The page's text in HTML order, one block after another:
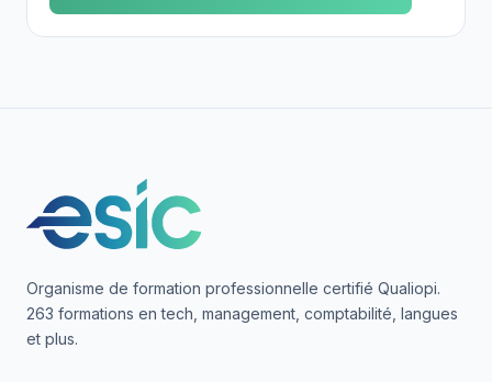
Organisme de formation professionnelle certifié Qualiopi.
263 formations en tech, management, comptabilité, langues
et plus.